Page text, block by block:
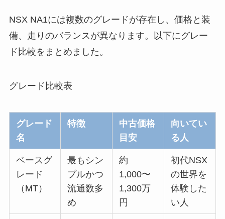
NSX NA1には複数のグレードが存在し、価格と装
備、走りのバランスが異なります。以下にグレー
ド比較をまとめました。
グレード比較表
グレード
名
特徴
中古価格
目安
向いてい
る人
ベースグ
レード
（MT）
最もシン
プルかつ
流通数多
め
約
1,000〜
1,300万
円
初代NSX
の世界を
体験した
い人